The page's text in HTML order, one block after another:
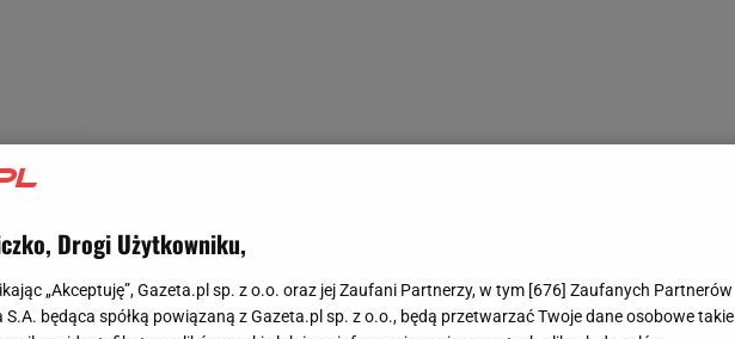
Drogi Użytkowniku,
„Akceptuję”, Gazeta.pl sp. z o.o. oraz jej Zaufani Partnerzy, w tym [676] Zaufanych Partnerów
S.A. będąca spółką powiązaną z Gazeta.pl sp. z o.o., będą przetwarzać Twoje dane osobowe takie